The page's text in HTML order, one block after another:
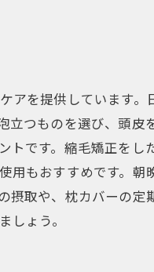
を提供しています
つものを選び、頭
です。縮毛矯正を
もおすすめです。
取や、枕カバーの
ょう。